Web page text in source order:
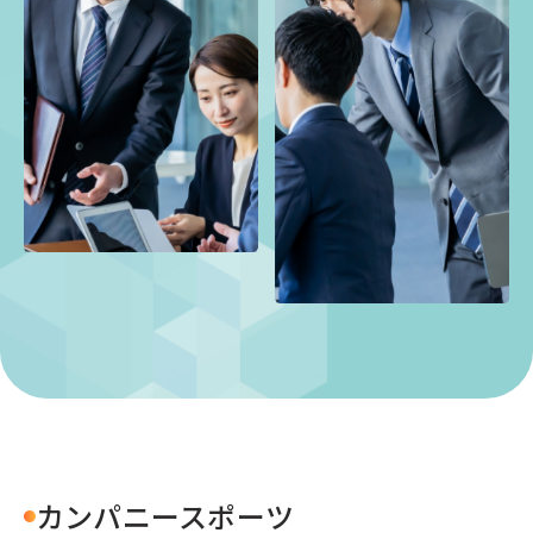
カンパニースポーツ